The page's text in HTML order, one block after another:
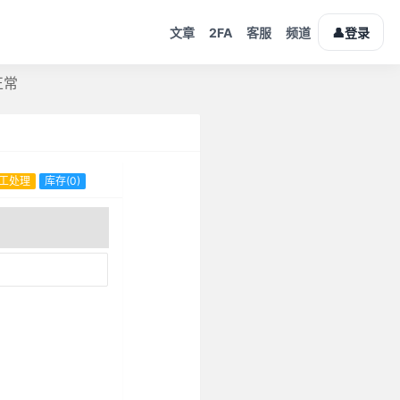
文章 2FA 客服 频道 👤登录
处理 库存(0)